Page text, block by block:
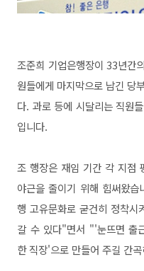
조준희 기업은행장이 33년간
원들에게 마지막으로 남긴 당
다. 과로 등에 시달리는 직원
입니다.
조 행장은 재임 기간 각 지점
야근을 줄이기 위해 힘써왔습
행 고유문화로 굳건히 정착시
갈 수 있다"면서 "'눈뜨면 출
한 직장'으로 만들어 주길 간